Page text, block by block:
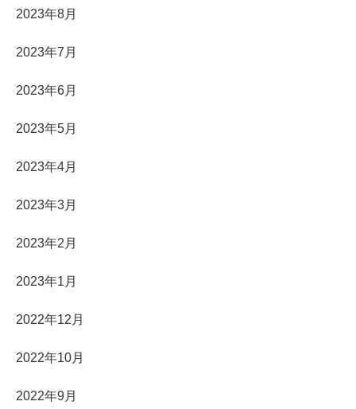
2023年8月
2023年7月
2023年6月
2023年5月
2023年4月
2023年3月
2023年2月
2023年1月
2022年12月
2022年10月
2022年9月